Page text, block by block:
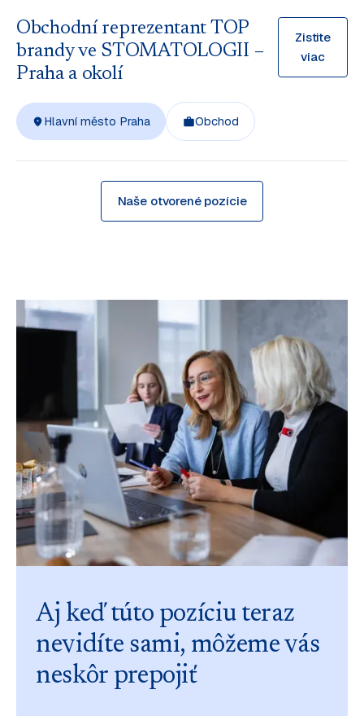
Obchodní reprezentant TOP
brandy ve STOMATOLOGII –
Praha a okolí
Zistite
viac
Hlavní město Praha Obchod
Naše otvorené pozície
Aj keď túto pozíciu teraz
nevidíte sami, môžeme vás
neskôr prepojiť